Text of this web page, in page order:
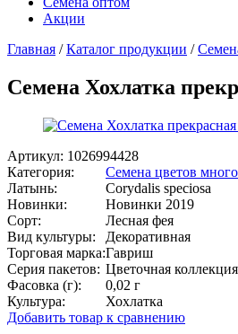
Акции
Главная /Каталог продукции /
Семена Хохлатка
Артикул: 1026994428
Категория:
Семена цветов
Латынь:
Corydalis speciosa
Новинки:
Новинки 2019
Сорт:
Лесная фея
Вид культуры:
Декоративная
Торговая марка:Гавриш
Серия пакетов: Цветочная коллекция
Фасовка (г):
0,02 г
Культура:
Хохлатка
Добавить товар к сравнению